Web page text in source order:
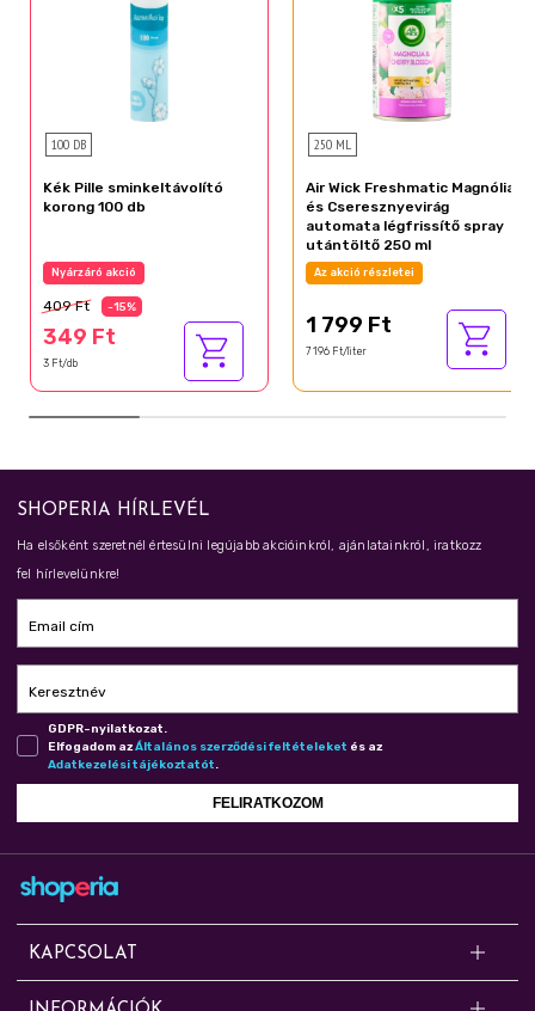
100 DB
Kék Pille sminkeltávolító
korong 100 db
Nyárzáró akció
409 Ft -15%
349 Ft
3 Ft/db
250 ML
Air Wick Freshmatic Magnólia
és Cseresznyevirág
automata légfrissítő spray
utántöltő 250 ml
Az akció részletei
1 799 Ft
7 196 Ft/liter
SHOPERIA HÍRLEVÉL
Ha elsőként szeretnél értesülni legújabb akcióinkról, ajánlatainkról, iratkozz
fel hírlevelünkre!
Email cím
Keresztnév
GDPR-nyilatkozat.
Elfogadom azÁl­ta­lá­nos szer­ző­dé­si fel­té­te­le­ket és az
Adat­ke­ze­lé­si tá­jé­koz­ta­tót.
FELIRATKOZOM
KAPCSOLAT
Kérdésed van? Segítünk!